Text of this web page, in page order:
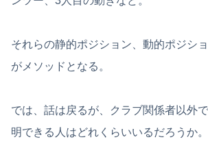
それらの静的ポジション、動的ポジシ
がメソッドとなる。
では、話は戻るが、クラブ関係者以外
明できる人はどれくらいいるだろうか。